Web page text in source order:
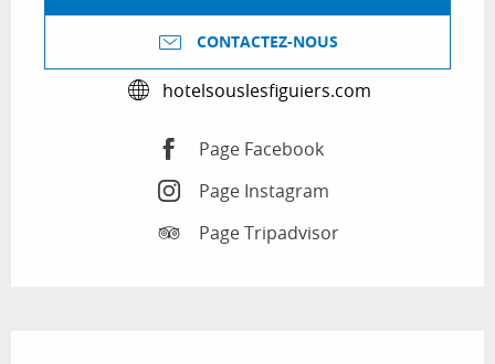
CONTACTEZ-NOUS
hotelsouslesfiguiers.com
Page Facebook
Page Instagram
Page Tripadvisor